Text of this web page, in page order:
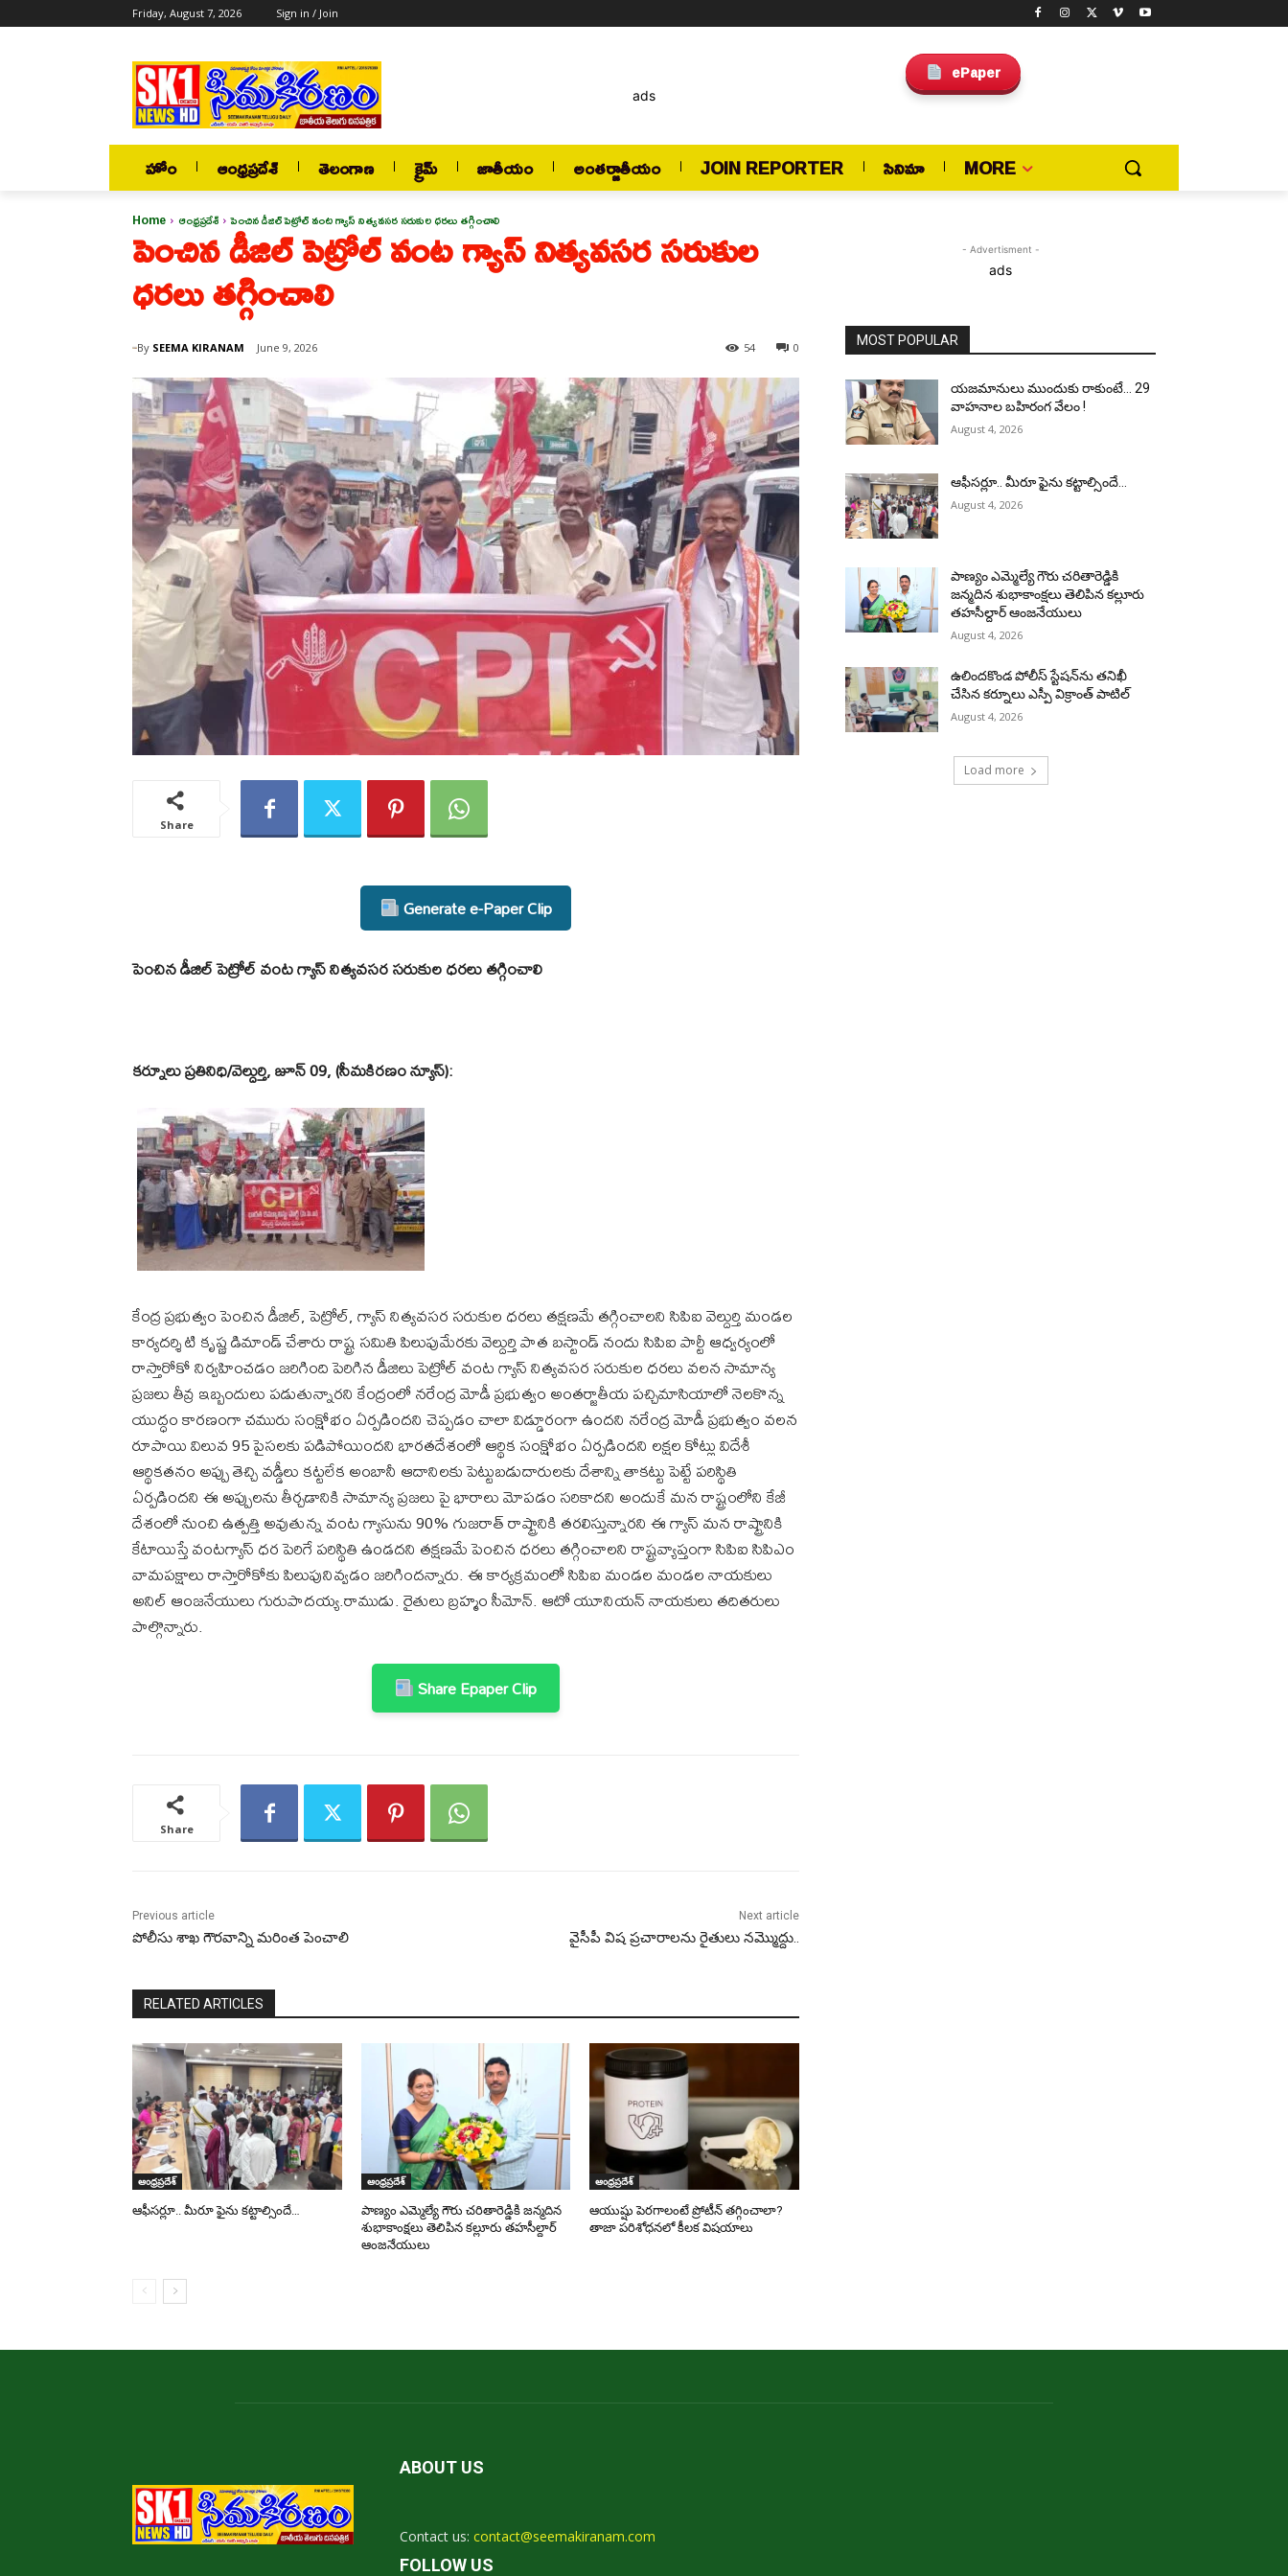
Friday, August 7, 2026 Sign in / Join
ads
ePaper
హోం ఆంధ్రప్రదేశ్ తెలంగాణ క్రైమ్ జాతీయం అంతర్జాతీయం JOIN REPORTER సినిమా MORE
Home ఆంధ్రప్రదేశ్ పెంచిన డీజిల్ పెట్రోల్ వంట గ్యాస్ నిత్యవసర సరుకుల ధరలు తగ్గించాలి
పెంచిన డీజిల్ పెట్రోల్ వంట గ్యాస్ నిత్యవసర సరుకుల
ధరలు తగ్గించాలి
By SEEMA KIRANAM June 9, 2026 0
54
Share
Generate e-Paper Clip
పెంచిన డీజిల్ పెట్రోల్ వంట గ్యాస్ నిత్యవసర సరుకుల ధరలు తగ్గించాలి
కర్నూలు ప్రతినిధి/వెల్దుర్తి, జూన్ 09, (సీమకిరణం న్యూస్):
కేంద్ర ప్రభుత్వం పెంచిన డీజిల్, పెట్రోల్, గ్యాస్ నిత్యవసర సరుకుల ధరలు తక్షణమే తగ్గించాలని సిపిఐ వెల్దుర్తి మండల
కార్యదర్శి టి కృష్ణ డిమాండ్ చేశారు రాష్ట్ర సమితి పిలుపుమేరకు వెల్దుర్తి పాత బస్టాండ్ నందు సిపిఐ పార్టీ ఆధ్వర్యంలో
రాస్తారోకో నిర్వహించడం జరిగింది పెరిగిన డీజిలు పెట్రోల్ వంట గ్యాస్ నిత్యవసర సరుకుల ధరలు వలన సామాన్య
ప్రజలు తీవ్ర ఇబ్బందులు పడుతున్నారని కేంద్రంలో నరేంద్ర మోడీ ప్రభుత్వం అంతర్జాతీయ పచ్చిమాసియాలో నెలకొన్న
యుద్ధం కారణంగా చమురు సంక్షోభం ఏర్పడిందని చెప్పడం చాలా విడ్డూరంగా ఉందని నరేంద్ర మోడీ ప్రభుత్వం వలన
రూపాయి విలువ 95 పైసలకు పడిపోయిందని భారతదేశంలో ఆర్థిక సంక్షోభం ఏర్పడిందని లక్షల కోట్లు విదేశీ
ఆర్థికతనం అప్పు తెచ్చి వడ్డీలు కట్టలేక అంబానీ ఆదానిలకు పెట్టుబడుదారులకు దేశాన్ని తాకట్టు పెట్టే పరిస్థితి
ఏర్పడిందని ఈ అప్పులను తీర్చడానికి సామాన్య ప్రజలు పై భారాలు మోపడం సరికాదని అందుకే మన రాష్ట్రంలోని కేజీ
దేశంలో నుంచి ఉత్పత్తి అవుతున్న వంట గ్యాసును 90% గుజరాత్ రాష్ట్రానికి తరలిస్తున్నారని ఈ గ్యాస్ మన రాష్ట్రానికి
కేటాయిస్తే వంటగ్యాస్ ధర పెరిగే పరిస్థితి ఉండదని తక్షణమే పెంచిన ధరలు తగ్గించాలని రాష్ట్రవ్యాప్తంగా సిపిఐ సిపిఎం
వామపక్షాలు రాస్తారోకోకు పిలుపునివ్వడం జరిగిందన్నారు. ఈ కార్యక్రమంలో సిపిఐ మండల మండల నాయకులు
అనిల్ ఆంజనేయులు గురుపాదయ్య.రాముడు. రైతులు బ్రహ్మం సీమోన్. ఆటో యూనియన్ నాయకులు తదితరులు
పాల్గొన్నారు.
Share Epaper Clip
Share
Previous article
పోలీసు శాఖ గౌరవాన్ని మరింత పెంచాలి
Next article
వైసీపీ విష ప్రచారాలను రైతులు నమ్మొద్దు..
RELATED ARTICLES
ఆంధ్రప్రదేశ్
ఆఫీసర్లూ.. మీరూ ఫైను కట్టాల్సిందే…
ఆంధ్రప్రదేశ్
పాణ్యం ఎమ్మెల్యే గౌరు చరితారెడ్డికి జన్మదిన
శుభాకాంక్షలు తెలిపిన కల్లూరు తహసీల్దార్
ఆంజనేయులు
ఆంధ్రప్రదేశ్
ఆయుష్షు పెరగాలంటే ప్రోటీన్ తగ్గించాలా?
తాజా పరిశోధనలో కీలక విషయాలు
- Advertisment -
ads
MOST POPULAR
యజమానులు ముందుకు రాకుంటే… 29
వాహనాల బహిరంగ వేలం !
August 4, 2026
ఆఫీసర్లూ.. మీరూ ఫైను కట్టాల్సిందే…
August 4, 2026
పాణ్యం ఎమ్మెల్యే గౌరు చరితారెడ్డికి
జన్మదిన శుభాకాంక్షలు తెలిపిన కల్లూరు
తహసీల్దార్ ఆంజనేయులు
August 4, 2026
ఉలిందకొండ పోలీస్ స్టేషన్‌ను తనిఖీ
చేసిన కర్నూలు ఎస్పీ విక్రాంత్ పాటిల్
August 4, 2026
Load more
ABOUT US
Contact us: contact@seemakiranam.com
FOLLOW US